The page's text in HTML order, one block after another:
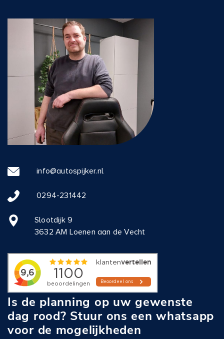
info@autospijker.nl
0294-231442
Slootdijk 9
3632 AM Loenen aan de Vecht
Is de planning op uw gewenste
dag rood? Stuur ons een whatsapp
voor de mogelijkheden